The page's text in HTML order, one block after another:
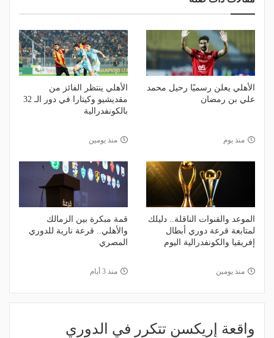
الأهلي يعلن رسميًا رحيل محمد
علي بن رمضان
منذ يوم
الأهلي ينتظر الفائز من
مقديشيو وكيتارا في دور الـ 32
بالكونفدرالية
منذ يومين
الموعد والقنوات الناقلة.. دليلك
لمتابعة قرعة دوري أبطال
إفريقيا والكونفدرالية اليوم
منذ يومين
قمة مبكرة بين الزمالك
والأهلي.. قرعة نارية للدوري
المصري
منذ 3 أيام
واقعة إريكسن تتكرر في الدوري